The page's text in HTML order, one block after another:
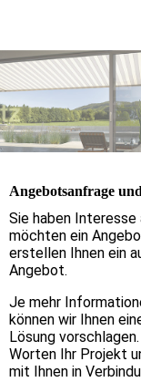
Angebotsanfrage
Sie haben
möchten ein
erstellen Ihnen ein
Angebot.
Je mehr
können wir Ihnen
Lösung
Worten Ihr Projekt
mit Ihnen in